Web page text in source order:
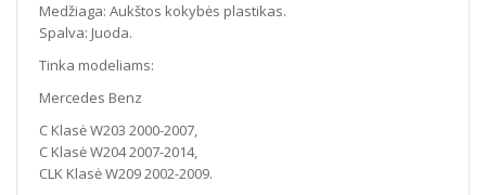
Medžiaga: Aukštos kokybės plastikas.
Spalva: Juoda.
Tinka modeliams:
Mercedes Benz
C Klasė W203 2000-2007,
C Klasė W204 2007-2014,
CLK Klasė W209 2002-2009.